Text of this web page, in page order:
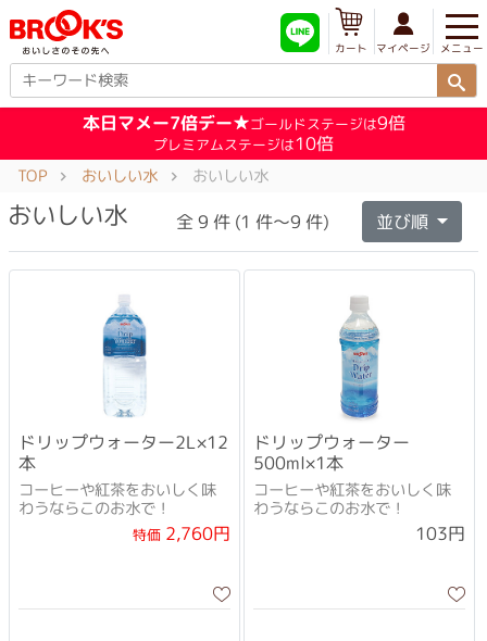
メニュー
マイページ
カート
本日マメー7倍デー★ゴールドステージは9倍
プレミアムステージは10倍
TOP おいしい水 おいしい水
おいしい水 全 9 件 (1 件～9 件) 並び順
ドリップウォーター2L×12
本
コーヒーや紅茶をおいしく味
わうならこのお水で！
特価2,760円
ドリップウォーター
500ml×1本
コーヒーや紅茶をおいしく味
わうならこのお水で！
103円